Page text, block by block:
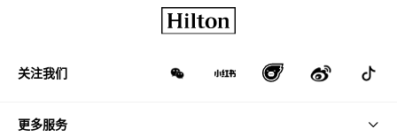
关注我们
更多服务